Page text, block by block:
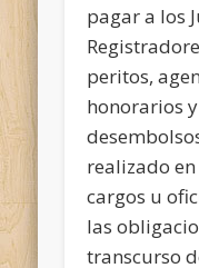
pagar a los
peritos,
honorarios
realizado
cargos u
las
transcurso